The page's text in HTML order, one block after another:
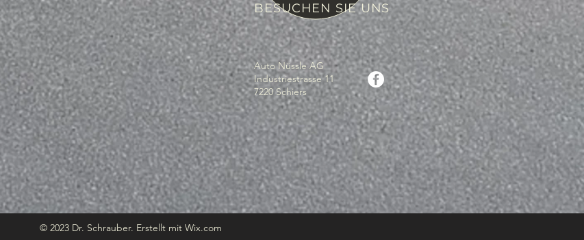
BESUCHEN SIE UNS
Auto Nüssle AG
Industriestrasse 11
7220 Schiers
© 2023 Dr. Schrauber. Erstellt mit Wix.com